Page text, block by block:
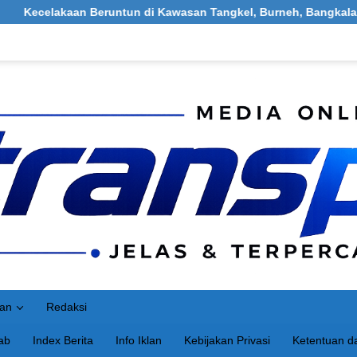
di Kawasan Tangkel, Burneh, Bangkalan: Melibatkan 1
Redaksi
Index Berita Info Iklan Kebijakan Privasi Ketentuan